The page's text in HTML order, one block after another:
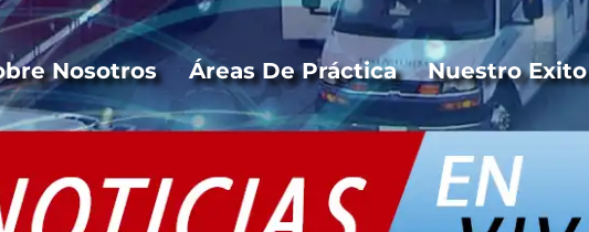
Nosotros Áreas De Práctica Nuestro Exito